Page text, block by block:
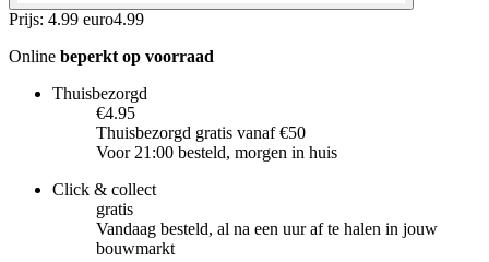
Prijs: 4.99 euro4.99
Online beperkt op voorraad
Thuisbezorgd
€4.95
Thuisbezorgd gratis vanaf €50
Voor 21:00 besteld, morgen in huis
Click & collect
gratis
Vandaag besteld, al na een uur af te halen in jouw
bouwmarkt